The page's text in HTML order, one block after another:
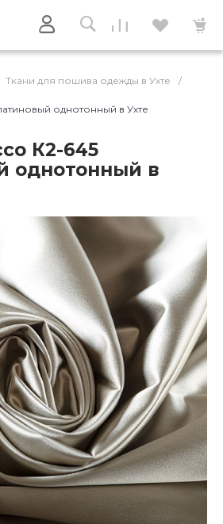
Ткани для пошива одежды в Ухте
/
однотонный в Ухте
К2-645
однотонный в